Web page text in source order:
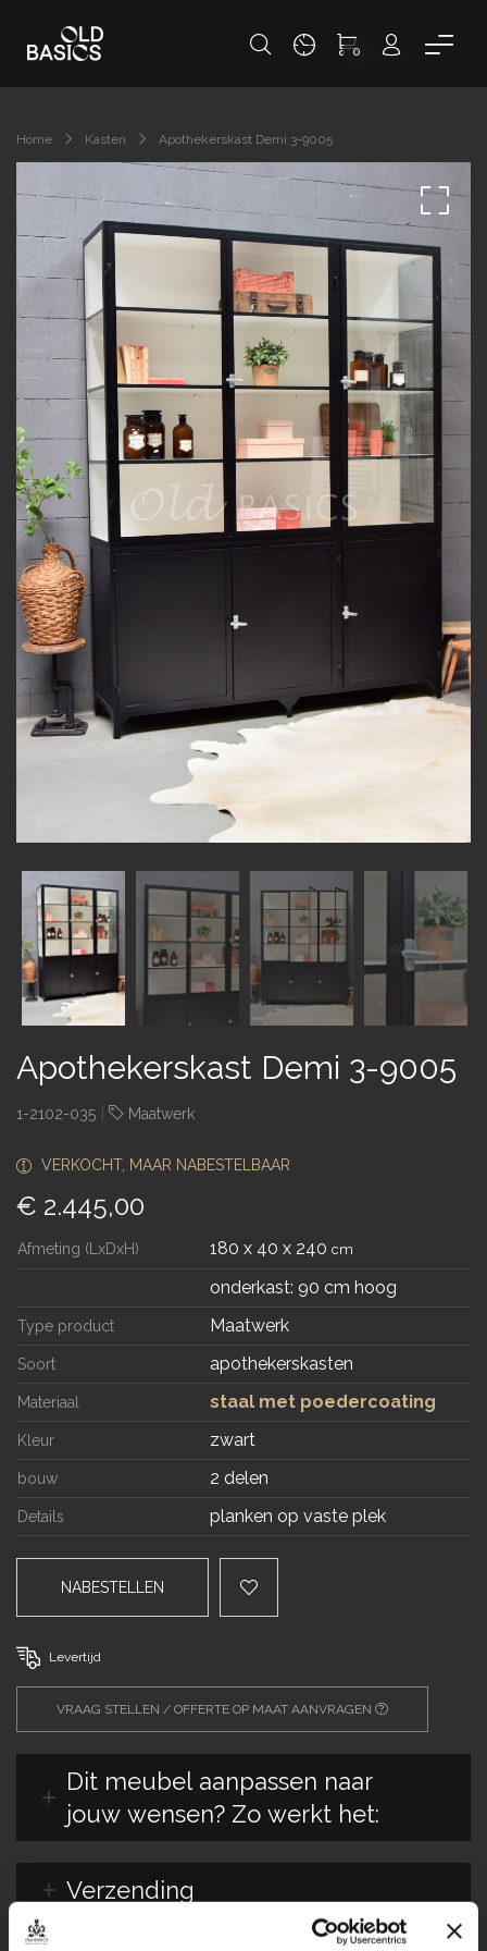
0
Home Kasten Apothekerskast Demi 3-9005
Apothekerskast Demi 3-9005
1-2102-035 Maatwerk
VERKOCHT, MAAR NABESTELBAAR
€ 2.445,00
Afmeting (LxDxH) 180 x 40 x 240 cm
onderkast: 90 cm hoog
Type product Maatwerk
Soort apothekerskasten
Materiaal staal met poedercoating
Kleur zwart
bouw 2 delen
Details planken op vaste plek
NABESTELLEN
Levertijd
VRAAG STELLEN / OFFERTE OP MAAT AANVRAGEN
Dit meubel aanpassen naar
jouw wensen? Zo werkt het:
Verzending